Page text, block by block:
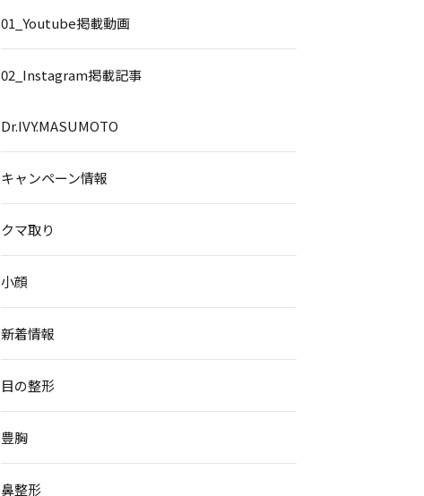
01_Youtube掲載動画
02_Instagram掲載記事
Dr.IVY.MASUMOTO
キャンペーン情報
クマ取り
小顔
新着情報
目の整形
豊胸
鼻整形